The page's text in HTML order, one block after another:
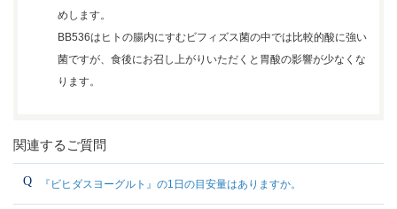
めします。
BB536はヒトの腸内にすむビフィズス菌の中では比較的酸に強い
菌ですが、食後にお召し上がりいただくと胃酸の影響が少なくな
ります。
関連するご質問
『ビヒダスヨーグルト』の1日の目安量はありますか。